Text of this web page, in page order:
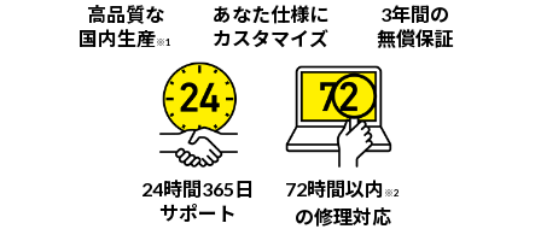
高品質な
国内生産※1
あなた仕様に
カスタマイズ
3年間の
無償保証
24時間365日
サポート
72時間以内 ※2
の修理対応